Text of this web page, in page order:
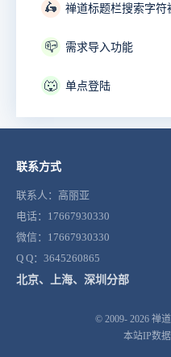
🛵 禅道标题栏搜索字符
📪 需求导入功能
🐺 单点登陆
联系方式
联系人：高丽亚
电话：17667930330
微信：17667930330
Q Q：3645260865
北京、上海、深圳分部
© 2009- 2026 禅
本站IP数